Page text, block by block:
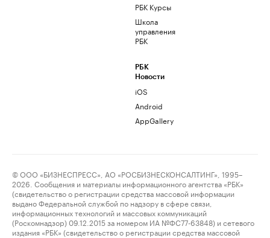
РБК Курсы
Школа
управления
РБК
РБК
Новости
iOS
Android
AppGallery
© ООО «БИЗНЕСПРЕСС», АО «РОСБИЗНЕСКОНСАЛТИНГ», 1995–
2026. Сообщения и материалы информационного агентства «РБК»
(свидетельство о регистрации средства массовой информации
выдано Федеральной службой по надзору в сфере связи,
информационных технологий и массовых коммуникаций
(Роскомнадзор) 09.12.2015 за номером ИА №ФС77-63848) и сетевого
издания «РБК» (свидетельство о регистрации средства массовой